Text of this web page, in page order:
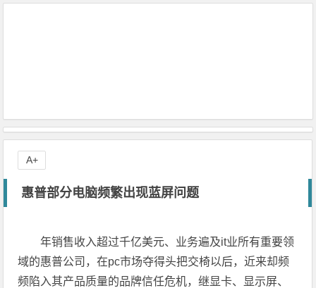
惠普部分电脑频繁出现蓝屏问题
年销售收入超过千亿美元、业务遍及it业所有重要领
域的惠普公司，在pc市场夺得头把交椅以后，近来却频
频陷入其产品质量的品牌信任危机，继显卡、显示屏、
A+